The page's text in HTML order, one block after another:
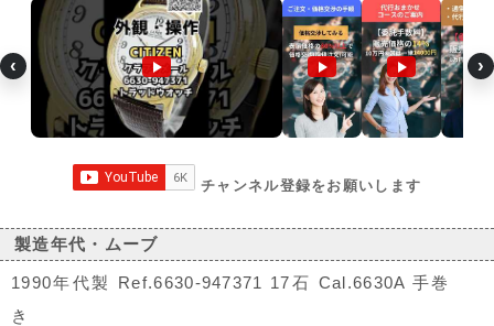
‹ ›
チャンネル登録をお願いします
製造年代・ムーブ
1990年代製 Ref.6630-947371 17石 Cal.6630A 手巻
き